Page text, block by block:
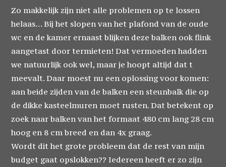
Zo makkelijk zijn niet alle problemen op te lossen
helaas… Bij het slopen van het plafond van de oude
wc en de kamer ernaast blijken deze balken ook flink
aangetast door termieten! Dat vermoeden hadden
we natuurlijk ook wel, maar je hoopt altijd dat t
meevalt. Daar moest nu een oplossing voor komen:
aan beide zijden van de balken een steunbalk die op
de dikke kasteelmuren moet rusten. Dat betekent op
zoek naar balken van het formaat 480 cm lang 28 cm
hoog en 8 cm breed en dan 4x graag.
Wordt dit het grote probleem dat de rest van mijn
budget gaat opslokken?? Iedereen heeft er zo zijn